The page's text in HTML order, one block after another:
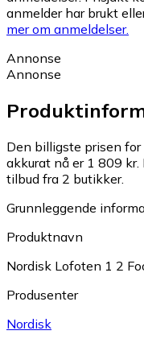
anmelder har brukt
mer om anmeldelser.
Annonse
Annonse
Den billigste prisen
akkurat nå er 1 809 kr.
tilbud fra 2 butikker.
Grunnleggende
Produktnavn
Nordisk Lofoten 1 2
Produsenter
Nordisk